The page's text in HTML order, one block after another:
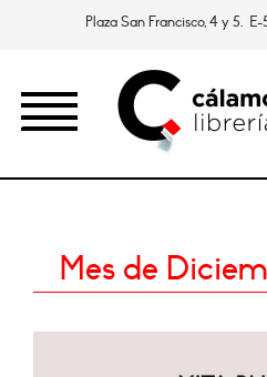
Plaza San Francisco, 4 y 5.
Mes de